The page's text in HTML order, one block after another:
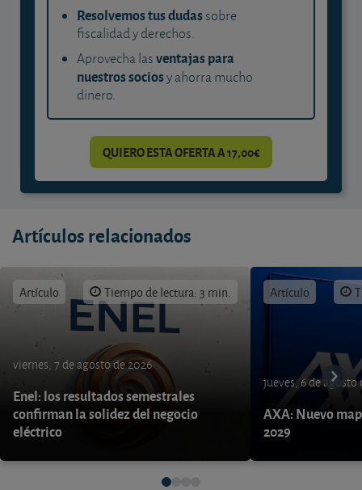
Resolvemos tus dudassobre
fiscalidad y derechos.
Aprovecha lasventajas para
nuestros sociosy ahorra mucho
dinero.
QUIERO ESTA OFERTA A 17,00€
Artículos relacionados
Artículo Tiempo de lectura: 3 min.
viernes, 7 de agosto de 2026
Enel: los resultados semestrales
confirman la solidez del negocio
eléctrico
Artículo
jueves, 6 de agosto
AXA: Nuevo
2029